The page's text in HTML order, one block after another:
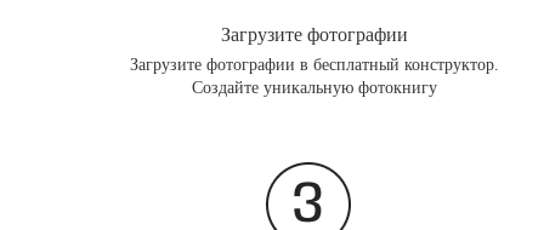
Загрузите фотографии
Загрузите фотографии в бесплатный конструктор.
Создайте уникальную фотокнигу